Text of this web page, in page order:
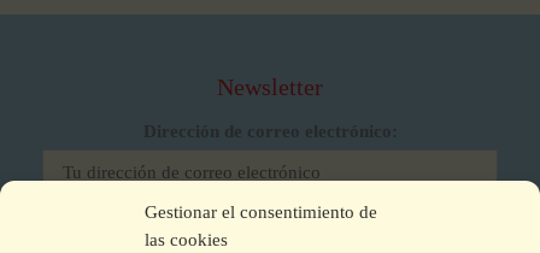
Gestionar el consentimiento de
las cookies
Newsletter
Dirección de correo electrónico:
He leído y acepto los términos y condiciones